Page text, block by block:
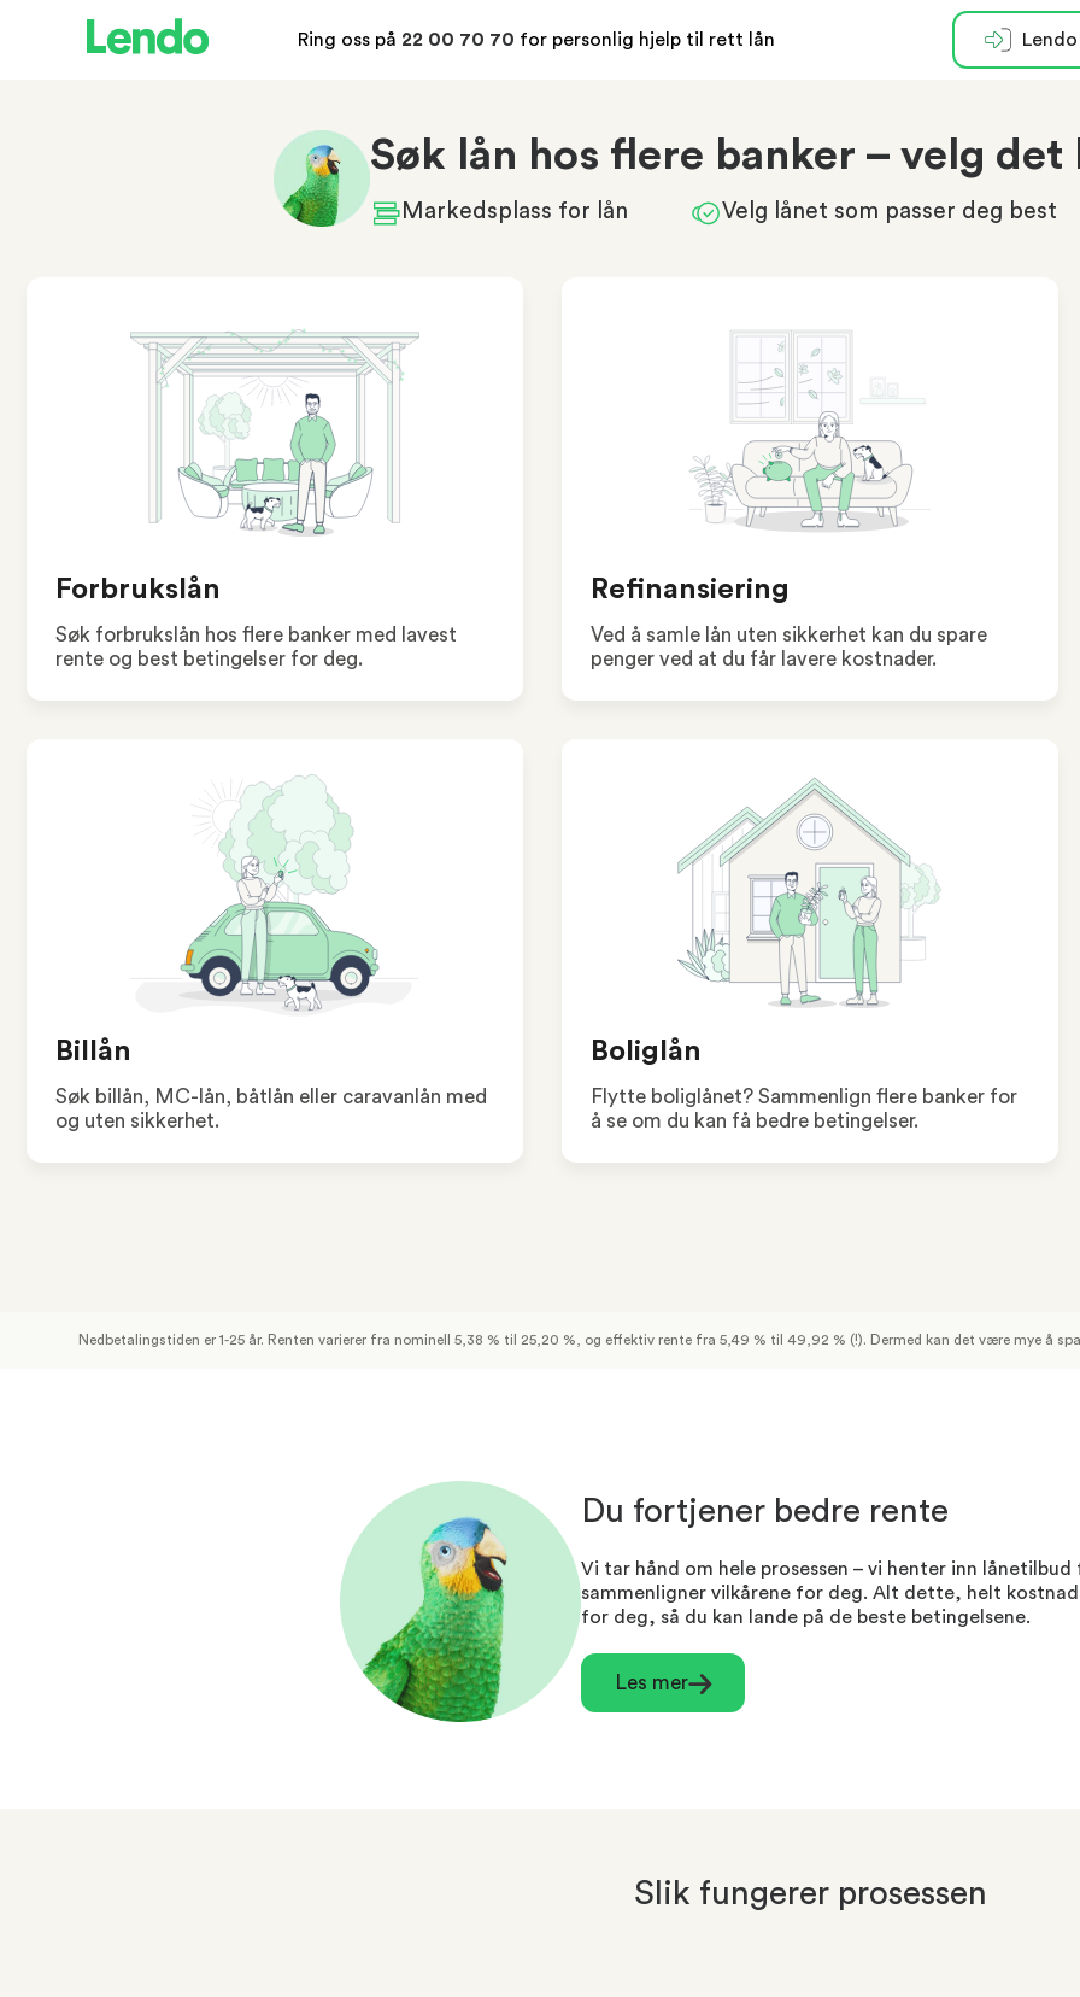
Ring oss på 22 00 70 70 for personlig hjelp til rett lån
Søk lån hos flere banker – velg
Markedsplass for lån Velg lånet som passer deg best
Forbrukslån
Søk forbrukslån hos flere banker med lavest
rente og best betingelser for deg.
Refinansiering
Ved å samle lån uten sikkerhet kan du spare
penger ved at du får lavere kostnader.
Billån
Søk billån, MC-lån, båtlån eller caravanlån med
og uten sikkerhet.
Boliglån
Flytte boliglånet? Sammenlign flere banker for
å se om du kan få bedre betingelser.
Nedbetalingstiden er 1-25 år. Renten varierer fra nominell 5,38 % til 25,20 %, og effektiv rente fra 5,49 % til 49,92 % (!). Dermed kan det være mye å
Du fortjener bedre rente
Vi tar hånd om hele prosessen – vi henter inn
sammenligner vilkårene for deg. Alt dette, helt
for deg, så du kan lande på de beste betingelsene.
Les mer
Slik fungerer prosessen